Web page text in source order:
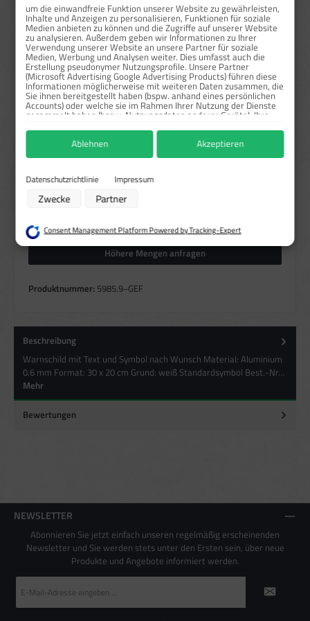
ab25 21,16 €* 59,28 %
Preise exkl. MwSt. zzgl. Versandkosten
Sofort verfügbar, Lieferzeit: 1-3 Tage
Größeauswählen
131x185 mm
200x300 mm 262x371 mm
3131x185 mm 3200x300 mm
3262x371 mm
Materialauswählen
Alu
Folie(Diese Option ist zurzeit nicht verfügbar.)
Kunststoff
(Diese Option ist zurzeit nicht verfügbar.)
Produkt Anzahl: Gib den gewünschten Wert ein oder benutze die Schaltflächen um die Anzahl zu
Höhere Mengen anfragen
Produktnummer: 5985.9−GEF
Beschreibung
Warnschild mit Text und Symbol nach Wunsch Material: Aluminium
0.6 mm Format: 30 x 20 cm Grund: weiß Standardsymbol Best.-Nr…
Mehr
Bewertungen
NEWSLETTER
Abonnieren Sie jetzt einfach unseren regelmäßig erscheinenden
Newsletter und Sie werden stets unter den Ersten sein, über neue
Produkte und Angebote informiert werden.
Mail-
*
um die einwandfreie Funktion unserer Website zu gewährleisten,
Inhalte und Anzeigen zu personalisieren, Funktionen für soziale
Medien anbieten zu können und die Zugriffe auf unserer Website
zu analysieren. Außerdem geben wir Informationen zu Ihrer
Verwendung unserer Website an unsere Partner für soziale
Medien, Werbung und Analysen weiter. Dies umfasst auch die
Erstellung pseudonymer Nutzungsprofile. Unsere Partner
(Microsoft Advertising Google Advertising Products) führen diese
Informationen möglicherweise mit weiteren Daten zusammen, die
Sie ihnen bereitgestellt haben (bspw. anhand eines persönlichen
Accounts) oder welche sie im Rahmen Ihrer Nutzung der Dienste
gesammelt haben (bspw. Nutzungsdaten anderer Geräte). Ihre
jederzeit widerrufen, indem Sie auf den Datenschutz-Button links
unten klicken und dort die entsprechenden Anpassungen
vornehmen.
Zwecke der Datenverarbeitung durch unsere Partner:
Verwendung reduzierter Daten zur Auswahl von Werbeanzeigen
Verwendung von Profilen zur Auswahl personalisierter Werbung
Erstellung von Profilen zur Personalisierung von Inhalten
Verwendung von Profilen zur Auswahl personalisierter Inhalte
Messung der Werbeleistung
Messung der Performance von Inhalten
aus verschiedenen Quellen
Besondere Features:
Verwendung genauer Standortdaten
Endgeräteeigenschaften zur Identifikation aktiv abfragen
Datenschutzrichtlinie Impressum
Zwecke Partner
Ablehnen Akzeptieren
Consent Management Platform Powered by Tracking-Expert